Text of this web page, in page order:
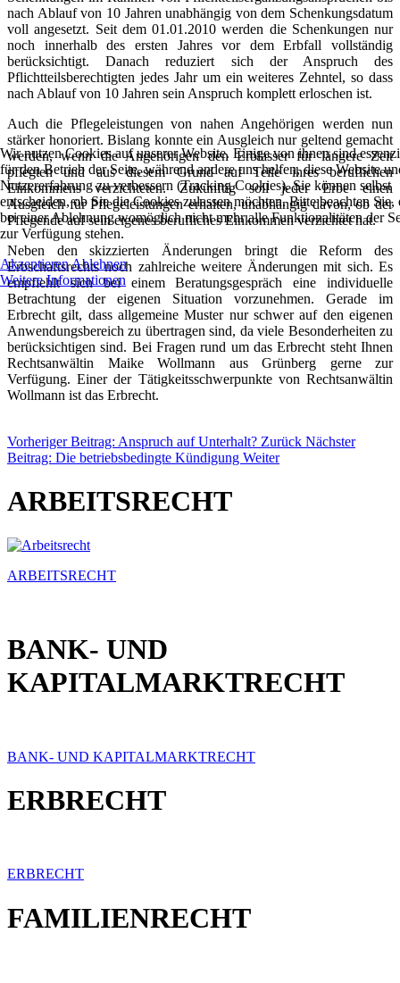
nach Ablauf von 10 Jahren unabhängig von dem Schenkungsdatum
voll angesetzt. Seit dem 01.01.2010 werden die Schenkungen nur
noch innerhalb des ersten Jahres vor dem Erbfall vollständig
berücksichtigt. Danach reduziert sich der Anspruch des
Pflichtteilsberechtigten jedes Jahr um ein weiteres Zehntel, so dass
nach Ablauf von 10 Jahren sein Anspruch komplett erloschen ist.
Auch die Pflegeleistungen von nahen Angehörigen werden nun
stärker honoriert. Bislang konnte ein Ausgleich nur geltend gemacht
werden, wenn die Angehörigen den Erblasser für längere Zeit
pflegten und aus diesem Grund auf Teile ihres beruflichen
Einkommens verzichteten. Zukünftig soll jeder Erbe einen
Ausgleich für Pflegeleistungen erhalten, unabhängig davon, ob der
Pflegende auf sein eigenes berufliches Einkommen verzichtet hat.
Neben den skizzierten Änderungen bringt die Reform des
Erbschaftsrechts noch zahlreiche weitere Änderungen mit sich. Es
empfiehlt sich bei einem Beratungsgespräch eine individuelle
Betrachtung der eigenen Situation vorzunehmen. Gerade im
Erbrecht gilt, dass allgemeine Muster nur schwer auf den eigenen
Anwendungsbereich zu übertragen sind, da viele Besonderheiten zu
berücksichtigen sind. Bei Fragen rund um das Erbrecht steht Ihnen
Rechtsanwältin Maike Wollmann aus Grünberg gerne zur
Verfügung. Einer der Tätigkeitsschwerpunkte von Rechtsanwältin
Wollmann ist das Erbrecht.
Vorheriger Beitrag: Anspruch auf Unterhalt? Zurück Nächster
Beitrag: Die betriebsbedingte Kündigung Weiter
ARBEITSRECHT
ARBEITSRECHT
BANK- UND
KAPITALMARKTRECHT
BANK- UND KAPITALMARKTRECHT
ERBRECHT
ERBRECHT
FAMILIENRECHT
Wir nutzen Cookies auf unserer Website. Einige von ihnen sind
für den Betrieb der Seite, während andere uns helfen, diese Website
Nutzererfahrung zu verbessern (Tracking Cookies). Sie können selbst
entscheiden, ob Sie die Cookies zulassen möchten. Bitte beachten Sie,
bei einer Ablehnung womöglich nicht mehr alle Funktionalitäten der
zur Verfügung stehen.
AkzeptierenAblehnen
Weitere Informationen